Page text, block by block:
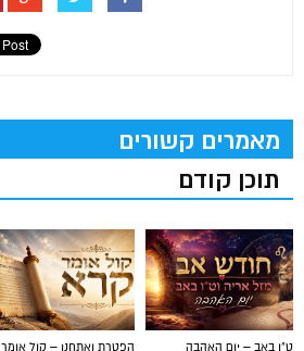
מאמרים קשורים
תוכן קודם
הפטרת ואתחנן – קול אומר
ט"ו באב – יום האהבה